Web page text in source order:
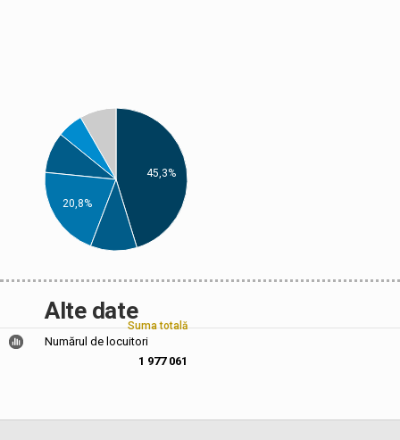
45,3%
20,8%
Alte date
Suma totală
Numărul de locuitori
1 977 061